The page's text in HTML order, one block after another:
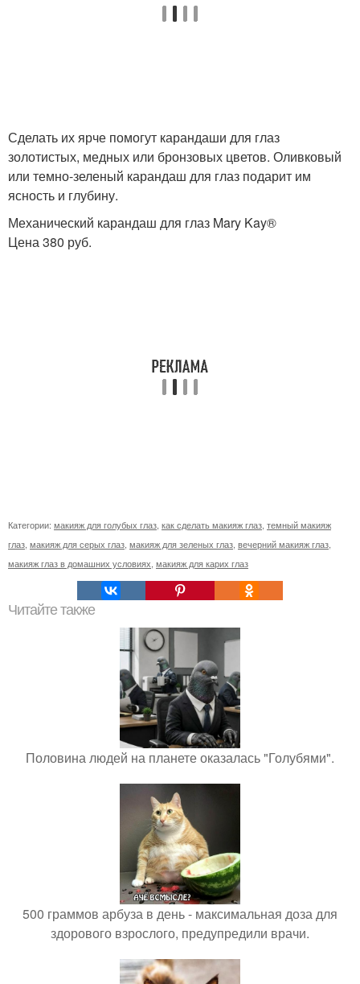
Сделать их ярче помогут карандаши для глаз
золотистых, медных или бронзовых цветов. Оливковый
или темно-зеленый карандаш для глаз подарит им
ясность и глубину.
Механический карандаш для глаз Mary Kay®
Цена 380 руб.
Категории: макияж для голубых глаз как сделать макияж глаз темный макияж
глаз макияж для серых глаз макияж для зеленых глаз вечерний макияж глаз
макияж глаз в домашних условиях макияж для карих глаз
Читайте также
Половина людей на планете оказалась "Голубями".
500 граммов арбуза в день - максимальная доза для
здорового взрослого, предупредили врачи.